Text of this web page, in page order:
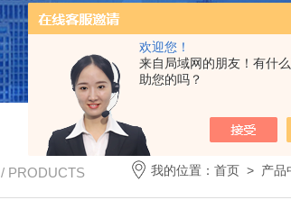
欢迎您！
来自局域网的朋友！有什
助您的吗？
/ PRODUCTS 我的位置： 首页 > 产品